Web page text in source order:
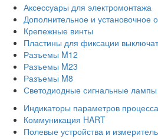
Аксессуары для электромонтажа
Дополнительное и установочное
Крепежные винты
Пластины для фиксации
Разъемы M12
Разъемы M23
Разъемы M8
Светодиодные сигнальные лампы
Индикаторы параметров процесса
Коммуникация HART
Полевые устройства и